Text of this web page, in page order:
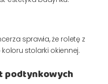
sprawia, że roletę z
stolarki okiennej.
podtynkowych